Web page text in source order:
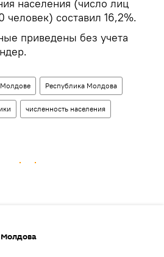
населения (число лиц
человек) составил 16,2%.
приведены без учета
Республика Молдова
численность населения
Молдова